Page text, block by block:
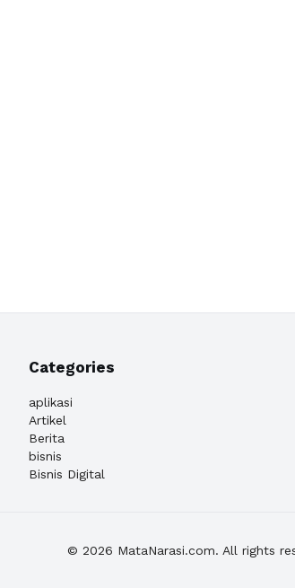
Categories
aplikasi
Artikel
Berita
bisnis
Bisnis Digital
© 2026 MataNarasi.com. All rights